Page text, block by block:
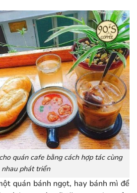
quán cafe bằng cách hợp tác cùng
nhau phát triển
quán bánh ngọt, hay bánh mì để